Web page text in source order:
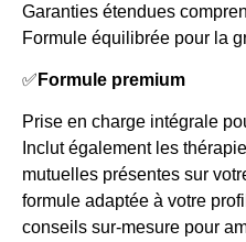
Garanties étendues
Formule équilibrée pour la
✅ Formule premium
Prise en charge intégrale
Inclut également les
mutuelles présentes sur
formule adaptée à votre
conseils sur-mesure pour